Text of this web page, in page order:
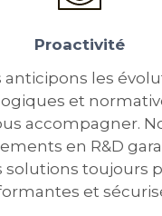
Proactivité
anticipons les
et
accompagner.
en R&D
solutions toujours
et